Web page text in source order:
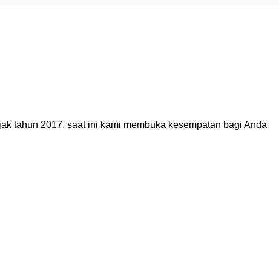
tahun 2017, saat ini kami membuka kesempatan bagi Anda